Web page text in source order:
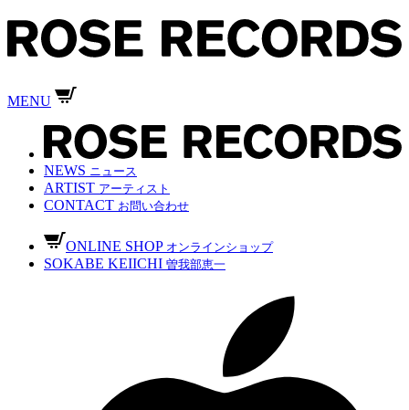
MENU
NEWS ニュース
ARTIST アーティスト
CONTACT お問い合わせ
ONLINE SHOP オンラインショップ
SOKABE KEIICHI 曽我部恵一